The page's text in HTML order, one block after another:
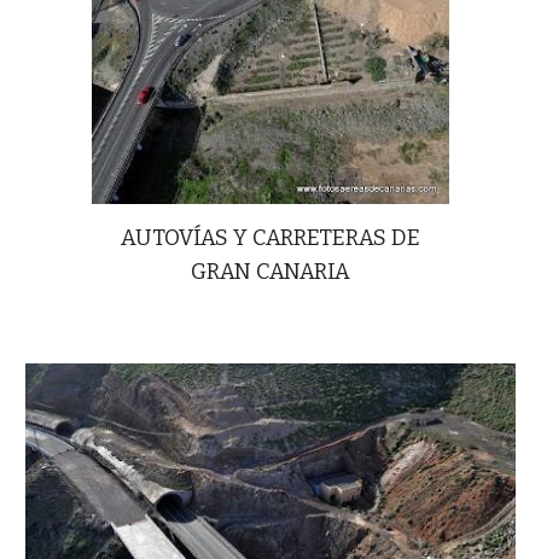
AUTOVÍAS Y CARRETERAS DE
GRAN CANARIA